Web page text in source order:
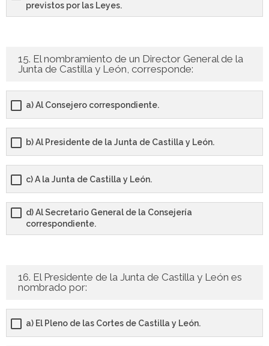
previstos por las Leyes.
15. El nombramiento de un Director General de la
Junta de Castilla y León, corresponde:
a) Al Consejero correspondiente.
b) Al Presidente de la Junta de Castilla y León.
c) A la Junta de Castilla y León.
d) Al Secretario General de la Consejería
correspondiente.
16. El Presidente de la Junta de Castilla y León es
nombrado por:
a) El Pleno de las Cortes de Castilla y León.